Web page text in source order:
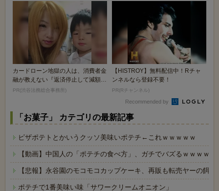
カードローン地獄の人は、消費者金
融が教えない『返済停止して減額・
免除する方法』で...
PR(渋谷法務総合事務所)
【HISTROY】無料配信中！Rチャ
ンネルなら登録不要！
PR(Rチャンネル)
Recommended by
「お菓子」 カテゴリの最新記事
ピザポテトとかいうクッソ美味いポテチ←これｗｗｗｗｗ
【動画】中国人の「ポテチの食べ方」、ガチでバズるｗｗｗｗｗ
【悲報】永谷園のモコモコカップケーキ、再販も転売ヤーの餌
ポテチで1番美味い味「サワークリームオニオン」